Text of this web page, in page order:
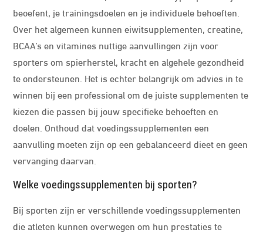
beoefent, je trainingsdoelen en je individuele behoeften.
Over het algemeen kunnen eiwitsupplementen, creatine,
BCAA’s en vitamines nuttige aanvullingen zijn voor
sporters om spierherstel, kracht en algehele gezondheid
te ondersteunen. Het is echter belangrijk om advies in te
winnen bij een professional om de juiste supplementen te
kiezen die passen bij jouw specifieke behoeften en
doelen. Onthoud dat voedingssupplementen een
aanvulling moeten zijn op een gebalanceerd dieet en geen
vervanging daarvan.
Welke voedingssupplementen bij sporten?
Bij sporten zijn er verschillende voedingssupplementen
die atleten kunnen overwegen om hun prestaties te